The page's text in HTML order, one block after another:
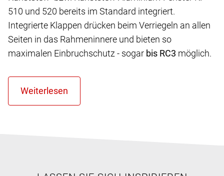
510 und 520 bereits im Standard integriert.
Integrierte Klappen drücken beim Verriegeln an allen
Seiten in das Rahmeninnere und bieten so
maximalen Einbruchschutz - sogar bis RC3 möglich.